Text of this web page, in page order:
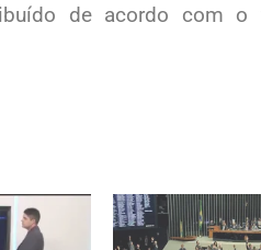
de acordo com o